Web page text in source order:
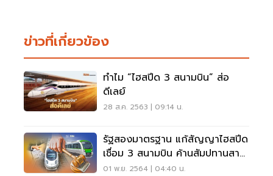
ข่าวที่เกี่ยวข้อง
ทำไม “ไฮสปีด 3 สนามบิน” ส่อ
ดีเลย์
28 ส.ค. 2563 | 09:14 น.
รัฐสองมาตรฐาน แก้สัญญาไฮสปีด
เชื่อม 3 สนามบิน ค้านสัมปทานสาย
สีเขียว
01 พ.ย. 2564 | 04:40 น.